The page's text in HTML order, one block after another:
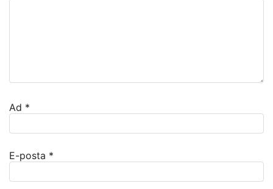
Ad *
E-posta *